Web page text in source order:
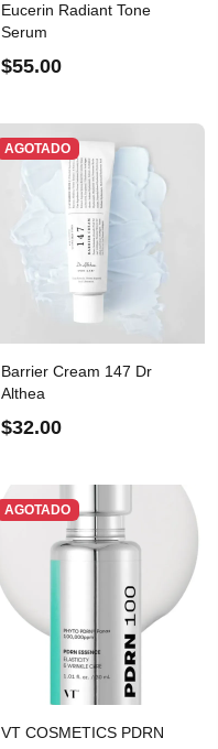
Eucerin Radiant Tone
Serum
$55.00
AGOTADO
Barrier Cream 147 Dr
Althea
$32.00
AGOTADO
VT COSMETICS PDRN